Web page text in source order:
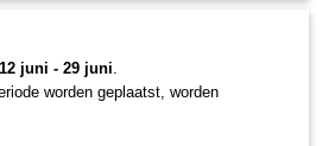
Set
"Mix karpergewichten " aan u
van 30 stuks. Dit is de ideale oplossing
willen beschermen en tegelijkertijd
12 juni - 29 juni.
worden geplaatst, worden